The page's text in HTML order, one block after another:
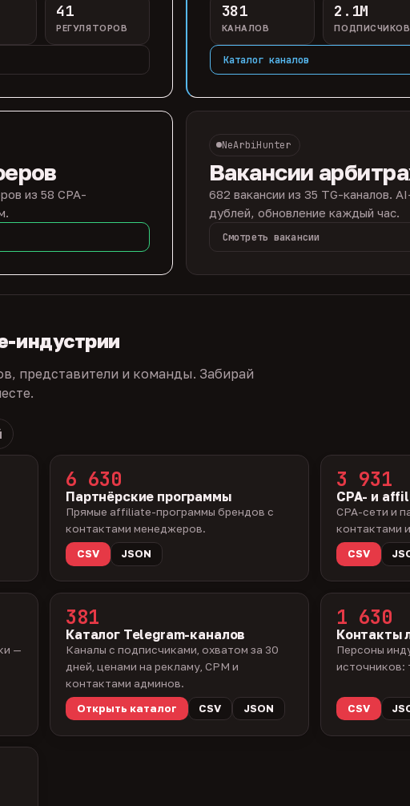
41
РЕГУЛЯТОРОВ
381
КАНАЛОВ
2.1M
ПОДПИСЧИКОВ
Каталог каналов
из 58 CPA-
NeArbiHunter
Вакансии
682 вакансии из 35 TG-каналов.
дублей, обновление каждый час.
Смотреть вакансии
индустрии
представители и команды. Забирай
6 630
Партнёрские программы
Прямые affiliate-программы брендов с
контактами менеджеров.
CSV
JSON
3 931
CPA- и
CPA-сети и
контактами
CSV
—
381
Каталог Telegram-каналов
Каналы с подписчиками, охватом за 30
дней, ценами на рекламу, CPM и
контактами админов.
Открыть каталог
CSV JSON
1 630
Контакты
Персоны
источников:
CSV